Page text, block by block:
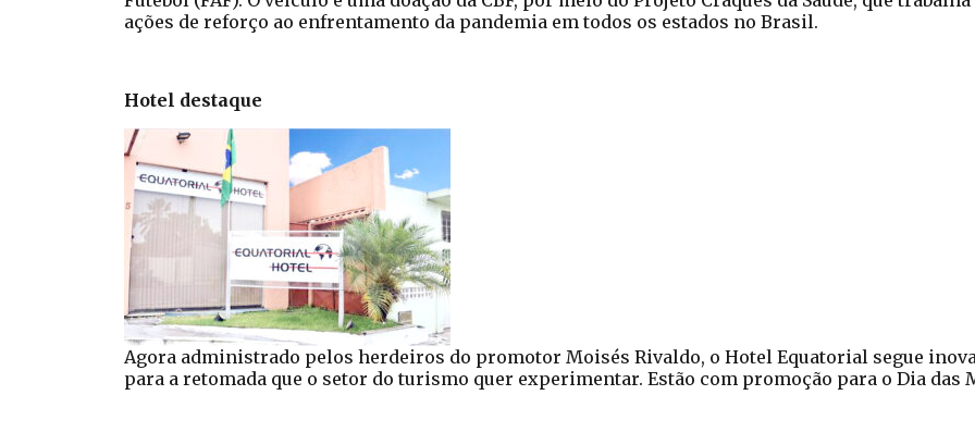
ações de reforço ao enfrentamento da pandemia em todos os estados no Brasil.
Hotel destaque
Agora administrado pelos herdeiros do promotor Moisés Rivaldo, o Hotel Equatorial segue
para a retomada que o setor do turismo quer experimentar. Estão com promoção para o Dia das